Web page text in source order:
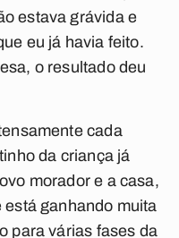
estava grávida e
eu já havia feito.
o resultado deu
cada
da criança já
morador e a casa,
está ganhando muita
para várias fases da